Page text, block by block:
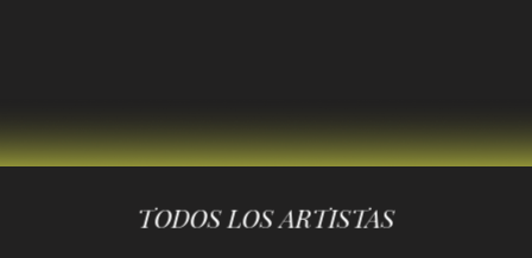
TODOS LOS ARTISTAS